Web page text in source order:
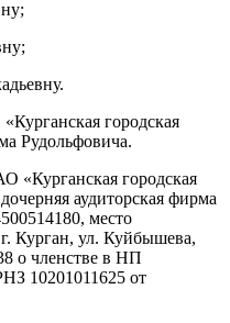
городская
Рудольфовича.
«Курганcкая городская
аудиторская фирма
место
Курган, ул. Куйбышева,
о членстве в НП
10201011625 от